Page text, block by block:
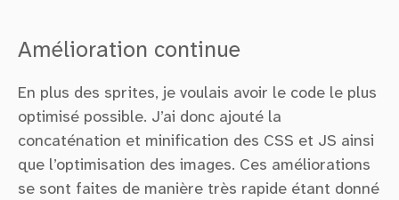
Amélioration continue
En plus des sprites, je voulais avoir le code le plus
optimisé possible. J’ai donc ajouté la
concaténation et minification des CSS et JS ainsi
que l’optimisation des images. Ces améliorations
se sont faites de manière très rapide étant donné